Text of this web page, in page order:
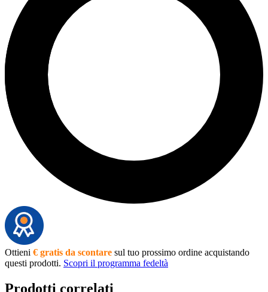
Ottieni € gratis da scontare sul tuo prossimo ordine acquistando
questi prodotti. Scopri il programma fedeltà
Prodotti correlati